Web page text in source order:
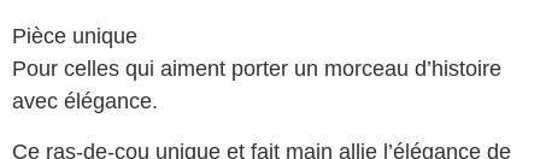
Pièce unique
Pour celles qui aiment porter un morceau d’histoire
avec élégance.
Ce ras-de-cou unique et fait main allie l’élégance de